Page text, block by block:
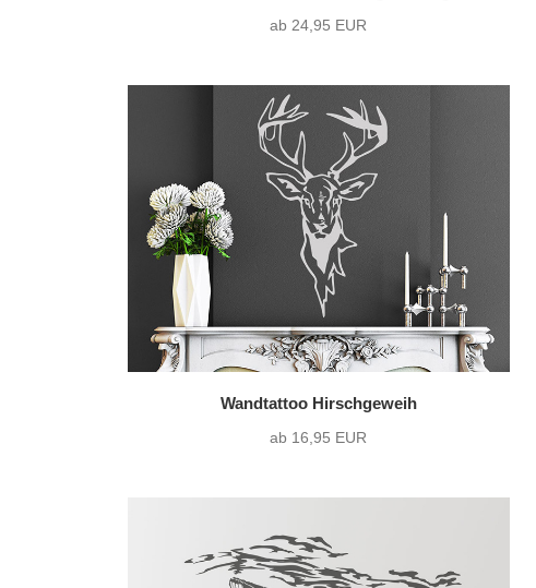
ab 24,95 EUR
Wandtattoo Hirschgeweih
ab 16,95 EUR